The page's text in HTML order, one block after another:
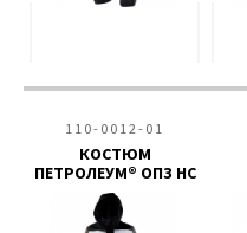
110-0012-01
КОСТЮМ
ПЕТРОЛЕУМ® ОПЗ НС